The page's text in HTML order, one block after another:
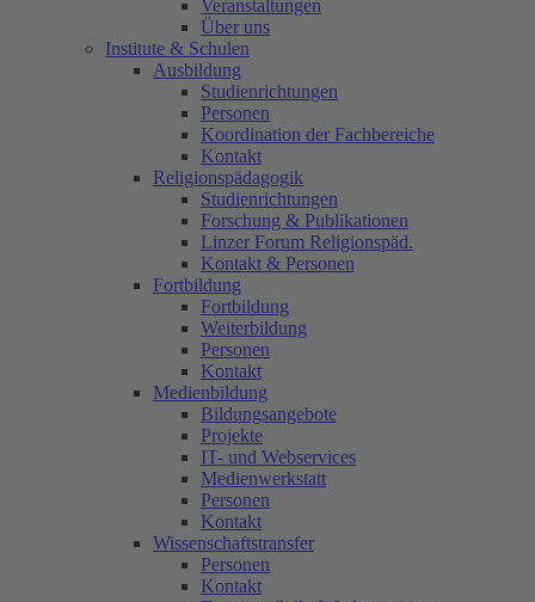
Veranstaltungen
Über uns
Institute & Schulen
Ausbildung
Studienrichtungen
Personen
Koordination der Fachbereiche
Kontakt
Religionspädagogik
Studienrichtungen
Forschung & Publikationen
Linzer Forum Religionspäd.
Kontakt & Personen
Fortbildung
Fortbildung
Weiterbildung
Personen
Kontakt
Medienbildung
Bildungsangebote
Projekte
IT- und Webservices
Medienwerkstatt
Personen
Kontakt
Wissenschaftstransfer
Personen
Kontakt